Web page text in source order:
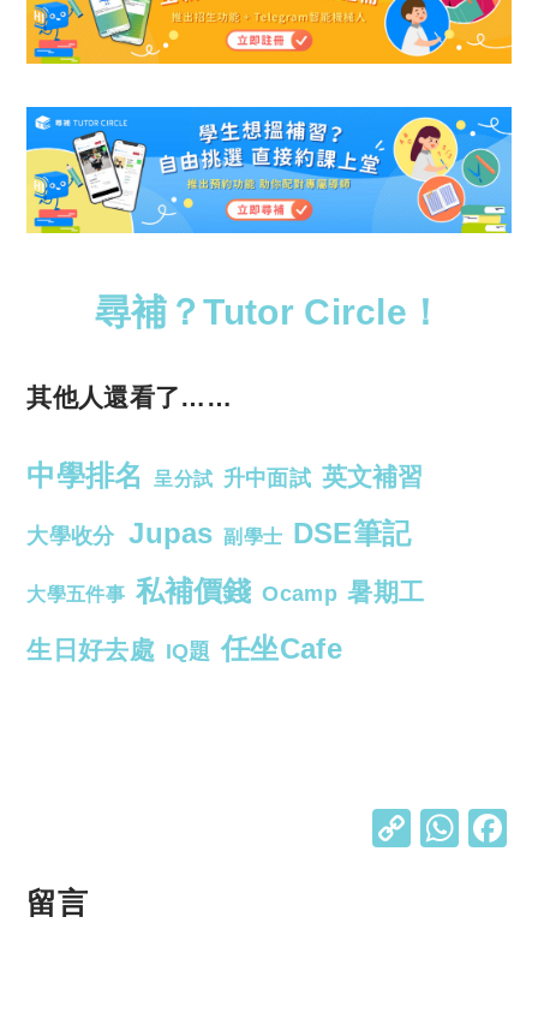
尋補？Tutor Circle！
其他人還看了……
中學排名 呈分試 升中面試 英文補習
大學收分 Jupas 副學士 DSE筆記
大學五件事 私補價錢 Ocamp 暑期工
生日好去處 IQ題 任坐Cafe
C W
留言